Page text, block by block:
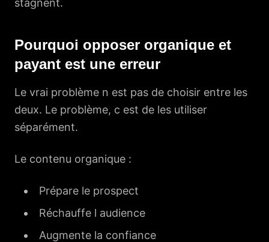
stagnent.
Pourquoi opposer organique et
payant est une erreur
Le vrai problème n est pas de choisir entre les
deux. Le problème, c est de les utiliser
séparément.
Le contenu organique :
Prépare le prospect
Réchauffe l audience
Augmente la confiance